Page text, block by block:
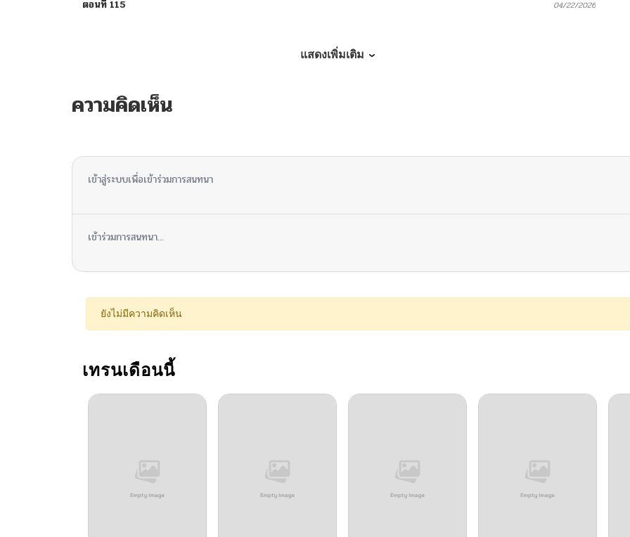
ตอนที่ 115 04/22/2026
ตอนที่ 112
ตอนที่ 111.1 04/03/2026
ตอนที่ 110.1 04/03/2026
แสดงเพิ่มเติม
ความคิดเห็น
เข้าสู่ระบบเพื่อเข้าร่วมการสนทนา
เข้าร่วมการสนทนา...
ยังไม่มีความคิดเห็น
เทรนเดือนนี้